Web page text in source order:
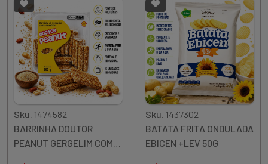
Sku. 1474582
BARRINHA DOUTOR
PEANUT GERGELIM COM
Sku. 1437302
BATATA FRITA ONDULADA
EBICEN +LEV 50G